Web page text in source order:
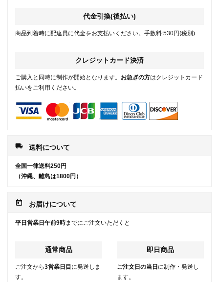
代金引換(後払い)
商品到着時に配達員に代金をお支払いください。手数料:530円(税別)
クレジットカード決済
ご購入と同時に制作が開始となります。 お急ぎの方はクレジットカード
払いをご利用ください。
local_shipping 送料について
全国一律送料250円
（沖縄、離島は1800円）
today お届けについて
平日営業日午前9時までにご注文いただくと
通常商品
ご注文から3営業日目 に発送しま
す。
即日商品
ご注文日の当日 に制作・発送し
ます。